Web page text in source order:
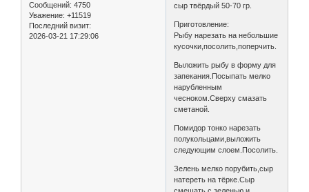
Сообщений: 4750
Уважение: +11519
Последний визит:
2026-03-21 17:29:06
сыр твёрдый 50-70 гр.
Приготовление:
Рыбу нарезать на небольшие
кусочки,посолить,поперчить.
Выложить рыбу в форму для
запекания.Посыпать мелко
нарубленным
чесноком.Сверху смазать
сметаной.
Помидор тонко нарезать
полукольцами,выложить
следующим слоем.Посолить.
Зелень мелко порубить,сыр
натереть на тёрке.Сыр
смешать с зеленью и